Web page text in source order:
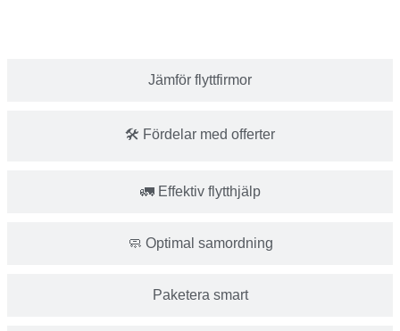
Jämför flyttfirmor
🛠️ Fördelar med offerter
🚛 Effektiv flytthjälp
🧼 Optimal samordning
Paketera smart